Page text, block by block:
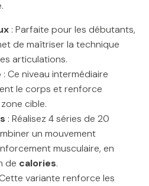
: Parfaite pour les débutants,
de maîtriser la technique
articulations.
: Ce niveau intermédiaire
le corps et renforce
cible.
: Réalisez 4 séries de 20
un mouvement
musculaire, en
de calories.
variante renforce les